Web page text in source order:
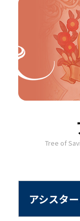
Tree of
アシスタ